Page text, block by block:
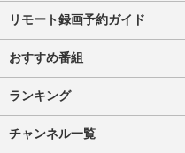
リモート録画予約ガイド
おすすめ番組
ランキング
チャンネル一覧